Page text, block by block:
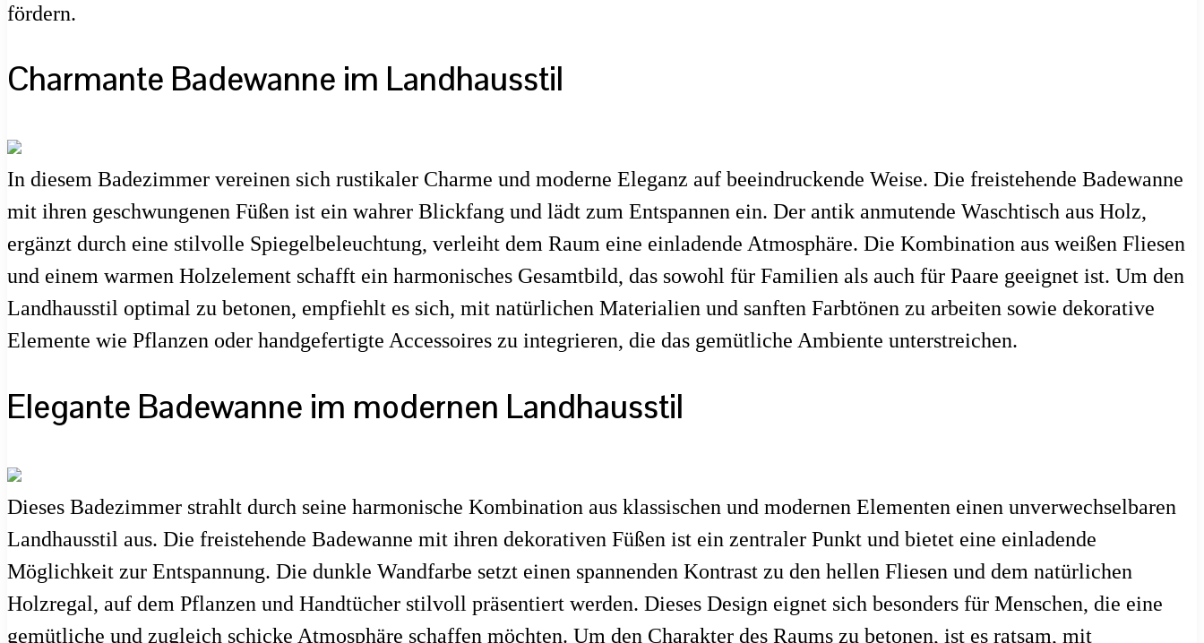
fördern.
Charmante Badewanne im Landhausstil
In diesem Badezimmer vereinen sich rustikaler Charme und moderne Eleganz auf beeindruckende Weise. Die freistehende Badewanne
mit ihren geschwungenen Füßen ist ein wahrer Blickfang und lädt zum Entspannen ein. Der antik anmutende Waschtisch aus Holz,
ergänzt durch eine stilvolle Spiegelbeleuchtung, verleiht dem Raum eine einladende Atmosphäre. Die Kombination aus weißen Fliesen
und einem warmen Holzelement schafft ein harmonisches Gesamtbild, das sowohl für Familien als auch für Paare geeignet ist. Um den
Landhausstil optimal zu betonen, empfiehlt es sich, mit natürlichen Materialien und sanften Farbtönen zu arbeiten sowie dekorative
Elemente wie Pflanzen oder handgefertigte Accessoires zu integrieren, die das gemütliche Ambiente unterstreichen.
Elegante Badewanne im modernen Landhausstil
Dieses Badezimmer strahlt durch seine harmonische Kombination aus klassischen und modernen Elementen einen unverwechselbaren
Landhausstil aus. Die freistehende Badewanne mit ihren dekorativen Füßen ist ein zentraler Punkt und bietet eine einladende
Möglichkeit zur Entspannung. Die dunkle Wandfarbe setzt einen spannenden Kontrast zu den hellen Fliesen und dem natürlichen
Holzregal, auf dem Pflanzen und Handtücher stilvoll präsentiert werden. Dieses Design eignet sich besonders für Menschen, die eine
gemütliche und zugleich schicke Atmosphäre schaffen möchten. Um den Charakter des Raums zu betonen, ist es ratsam, mit